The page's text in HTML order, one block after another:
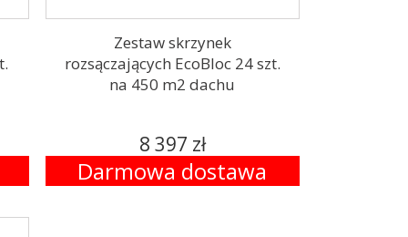
Zestaw skrzynek
rozsączających EcoBloc 24 szt.
na 450 m2 dachu
8 397 zł
Darmowa dostawa